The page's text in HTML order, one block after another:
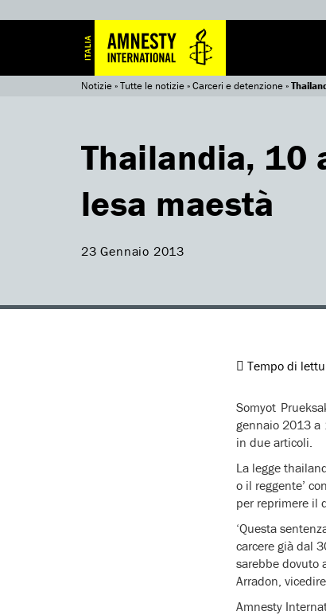
Notizie»Tutte le notizie»Carceri e detenzione»
Thailandia, 10
lesa maestà
23 Gennaio 2013
Tempo di
Somyot
gennaio 2013 a
in due articoli.
La legge
o il reggente’
per reprimere il
‘Questa
carcere già dal
sarebbe dovuto
Arradon,
Amnesty